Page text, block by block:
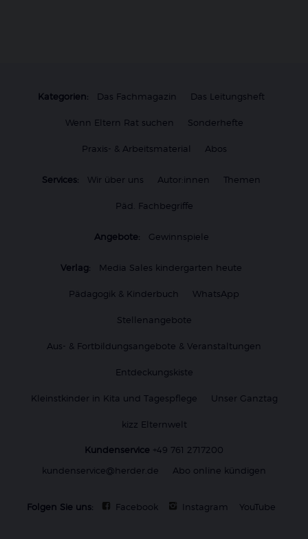
Kategorien: Das Fachmagazin Das Leitungsheft
Wenn Eltern Rat suchen Sonderhefte
Praxis- & Arbeitsmaterial Abos
Services: Wir über uns Autor:innen Themen
Päd. Fachbegriffe
Angebote: Gewinnspiele
Verlag: Media Sales kindergarten heute
Pädagogik & Kinderbuch WhatsApp
Stellenangebote
Aus- & Fortbildungsangebote & Veranstaltungen
Entdeckungskiste
Kleinstkinder in Kita und Tagespflege Unser Ganztag
kizz Elternwelt
Kundenservice +49 761 2717200
kundenservice@herder.de
Abo online kündigen
Folgen Sie uns: Facebook Instagram YouTube